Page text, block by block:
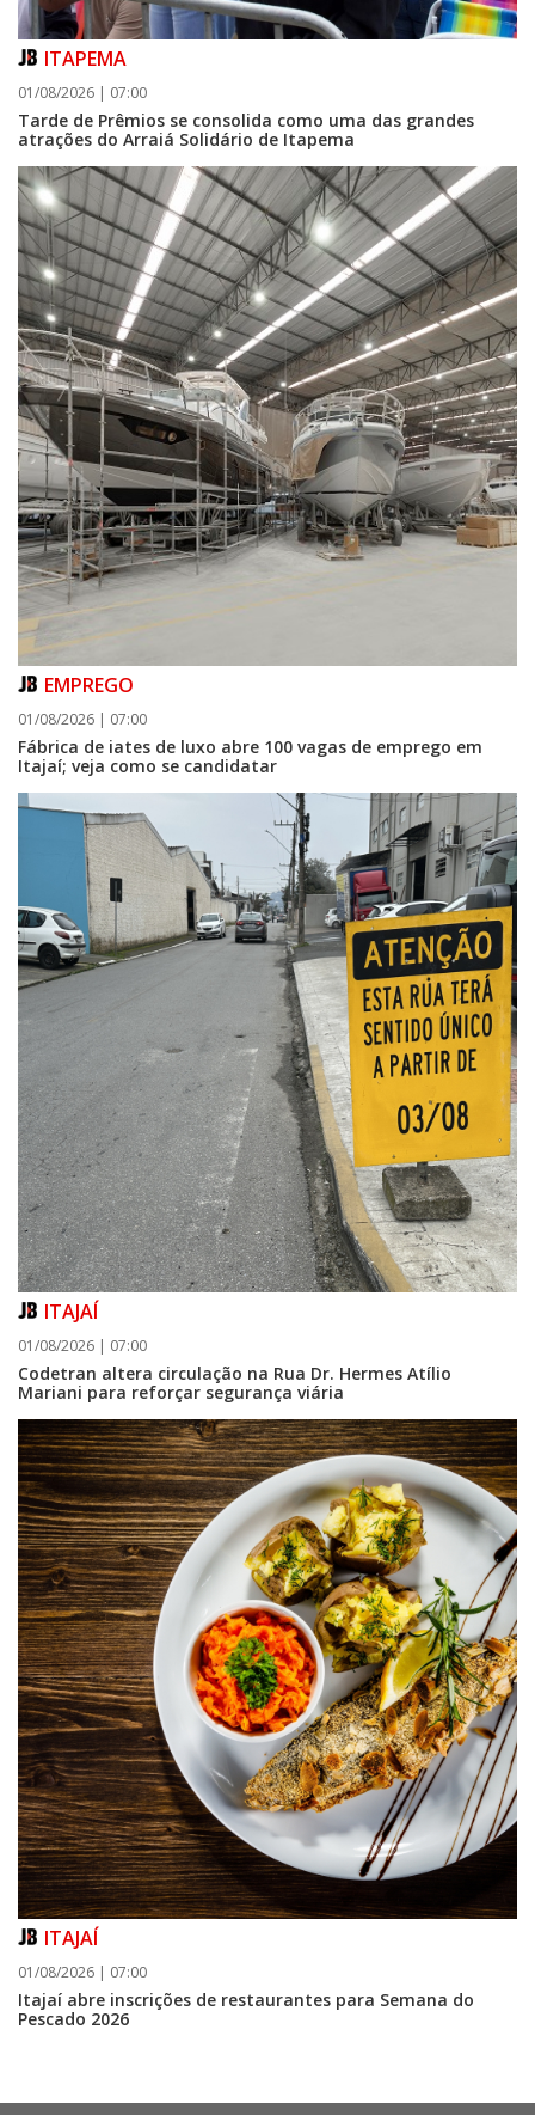
06/08/2026 | 07:00
Inscrições para a exploração da gastronomia do 14º Acampamento
Farroupilha estão abertas
CAMBORIÚ
06/08/2026 | 07:00
Camboriú: exposição de arte transforma o Paço Municipal em um espaço
de cultura
ITAPEMA
01/08/2026 | 07:00
Tarde de Prêmios se consolida como uma das grandes
atrações do Arraiá Solidário de Itapema
EMPREGO
01/08/2026 | 07:00
Fábrica de iates de luxo abre 100 vagas de emprego em
Itajaí; veja como se candidatar
ITAJAÍ
01/08/2026 | 07:00
Codetran altera circulação na Rua Dr. Hermes Atílio
Mariani para reforçar segurança viária
ITAJAÍ
01/08/2026 | 07:00
Itajaí abre inscrições de restaurantes para Semana do
Pescado 2026